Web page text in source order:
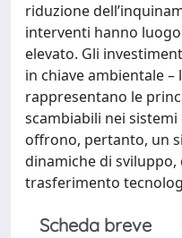
riduzione
interventi hanno
elevato. Gli
in chiave ambientale
rappresentano le
scambiabili nei
offrono, pertanto, un
dinamiche di sviluppo,
trasferimento
Scheda breve